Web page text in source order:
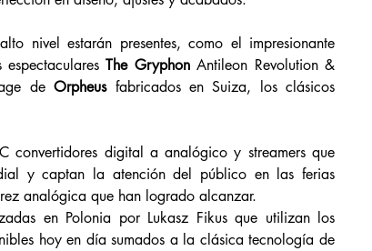
nivel estarán presentes, como el impresionante
espectaculares The Gryphon Antileon Revolution &
de Orpheus fabricados en Suiza, los clásicos
convertidores digital a analógico y streamers que
y captan la atención del público en las ferias
analógica que han logrado alcanzar.
en Polonia por Lukasz Fikus que utilizan los
hoy en día sumados a la clásica tecnología de